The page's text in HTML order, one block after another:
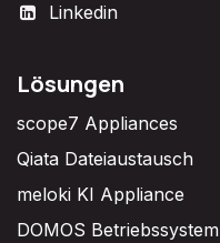
Linkedin
Lösungen
scope7 Appliances
Qiata Dateiaustausch
meloki KI Appliance
DOMOS Betriebssystem